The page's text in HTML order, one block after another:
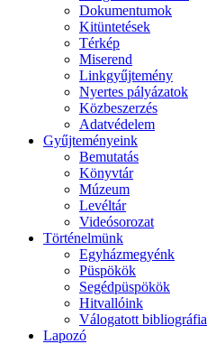
Dokumentumok
Kitüntetések
Térkép
Miserend
Linkgyűjtemény
Nyertes pályázatok
Közbeszerzés
Adatvédelem
Gyűjteményeink
Bemutatás
Könyvtár
Múzeum
Levéltár
Videósorozat
Történelmünk
Egyházmegyénk
Püspökök
Segédpüspökök
Hitvallóink
Válogatott bibliográfia
Lapozó